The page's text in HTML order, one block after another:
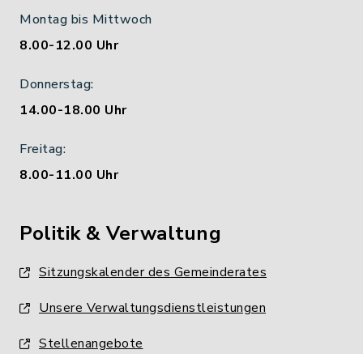
Montag bis Mittwoch
8.00-12.00 Uhr
Donnerstag:
14.00-18.00 Uhr
Freitag:
8.00-11.00 Uhr
Politik & Verwaltung
Sitzungskalender des Gemeinderates
Unsere Verwaltungsdienstleistungen
Stellenangebote